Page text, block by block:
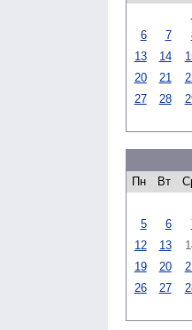
6
7
13
14
20
21
27
28
Пн
Вт
5
6
12
13
19
20
26
27